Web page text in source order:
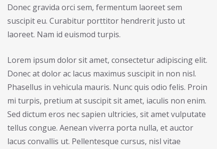
Donec gravida orci sem, fermentum laoreet sem
suscipit eu. Curabitur porttitor hendrerit justo ut
laoreet. Nam id euismod turpis.
Lorem ipsum dolor sit amet, consectetur adipiscing elit.
Donec at dolor ac lacus maximus suscipit in non nisl.
Phasellus in vehicula mauris. Nunc quis odio felis. Proin
mi turpis, pretium at suscipit sit amet, iaculis non enim.
Sed dictum eros nec sapien ultricies, sit amet vulputate
tellus congue. Aenean viverra porta nulla, et auctor
lacus convallis ut. Pellentesque cursus, nisl vitae